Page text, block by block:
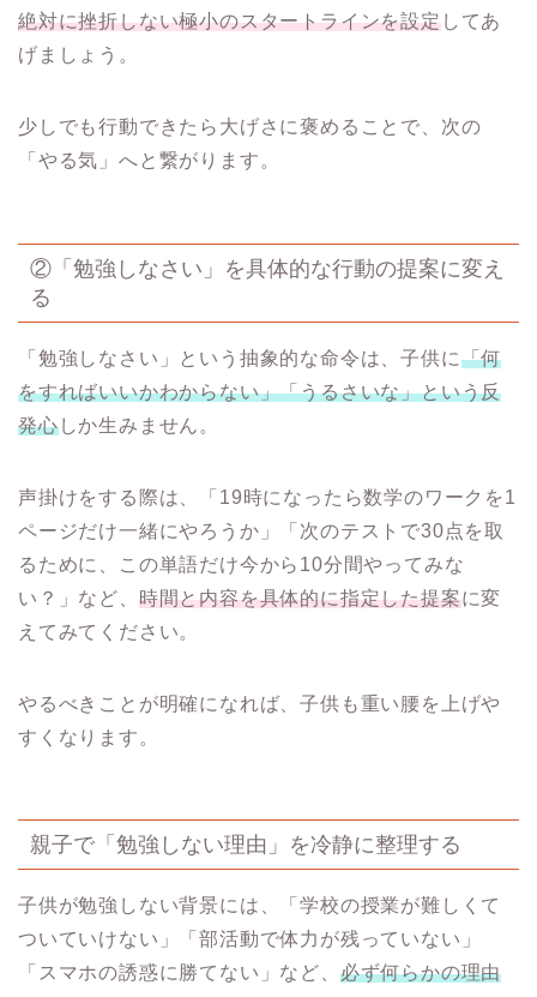
絶対に挫折しない極小のスタートラインを設定してあ
げましょう。
少しでも行動できたら大げさに褒めることで、次の
「やる気」へと繋がります。
②「勉強しなさい」を具体的な行動の提案に変え
る
「勉強しなさい」という抽象的な命令は、子供に「何
をすればいいかわからない」「うるさいな」という反
発心しか生みません。
声掛けをする際は、「19時になったら数学のワークを1
ページだけ一緒にやろうか」「次のテストで30点を取
るために、この単語だけ今から10分間やってみな
い？」など、 時間と内容を具体的に指定した提案に変
えてみてください。
やるべきことが明確になれば、子供も重い腰を上げや
すくなります。
親子で「勉強しない理由」を冷静に整理する
子供が勉強しない背景には、「学校の授業が難しくて
ついていけない」「部活動で体力が残っていない」
「スマホの誘惑に勝てない」など、 必ず何らかの理由